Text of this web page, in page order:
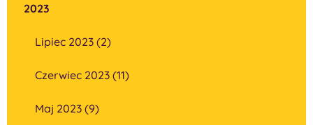
2023
Lipiec 2023 (2)
Czerwiec 2023 (11)
Maj 2023 (9)